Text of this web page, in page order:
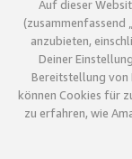
Auf dieser
(zusammenfassend
anzubieten,
Deiner
Bereitstellung von
können Cookies für
zu erfahren, wie